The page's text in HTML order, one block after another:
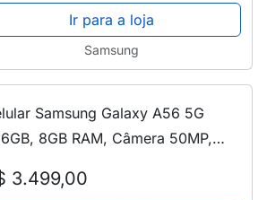
Ir para a loja
Samsung
Samsung Galaxy A56 5G
8GB RAM, Câmera 50MP,
3.499,00